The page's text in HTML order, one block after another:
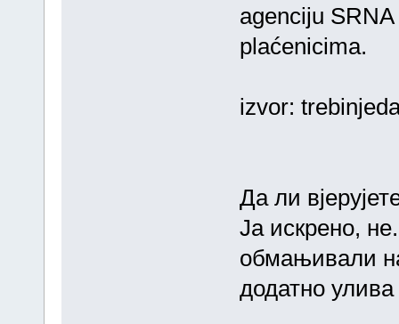
agenciju
plaćenicima.
izvor:
Да ли
Ја искрено,
обмањивали
додатно